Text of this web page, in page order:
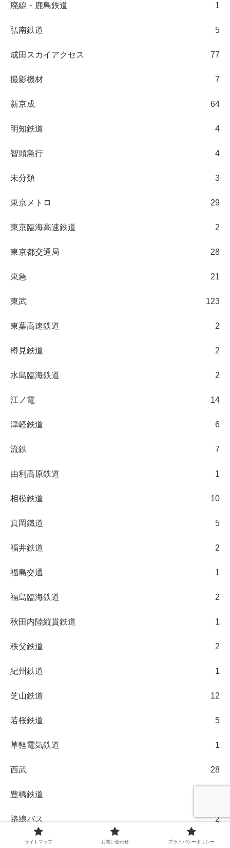
廃線・鹿島鉄道 1
弘南鉄道 5
成田スカイアクセス 77
撮影機材 7
新京成 64
明知鉄道 4
智頭急行 4
未分類 3
東京メトロ 29
東京臨海高速鉄道 2
東京都交通局 28
東急 21
東武 123
東葉高速鉄道 2
樽見鉄道 2
水島臨海鉄道 2
江ノ電 14
津軽鉄道 6
流鉄 7
由利高原鉄道 1
相模鉄道 10
真岡鐵道 5
福井鉄道 2
福島交通 1
福島臨海鉄道 2
秋田内陸縦貫鉄道 1
秩父鉄道 2
紀州鉄道 1
芝山鉄道 12
若桜鉄道 5
草軽電気鉄道 1
西武 28
豊橋鉄道
路線バス 2
近江鉄道
サイトマップ お問い合わせ プライバシーポリシー